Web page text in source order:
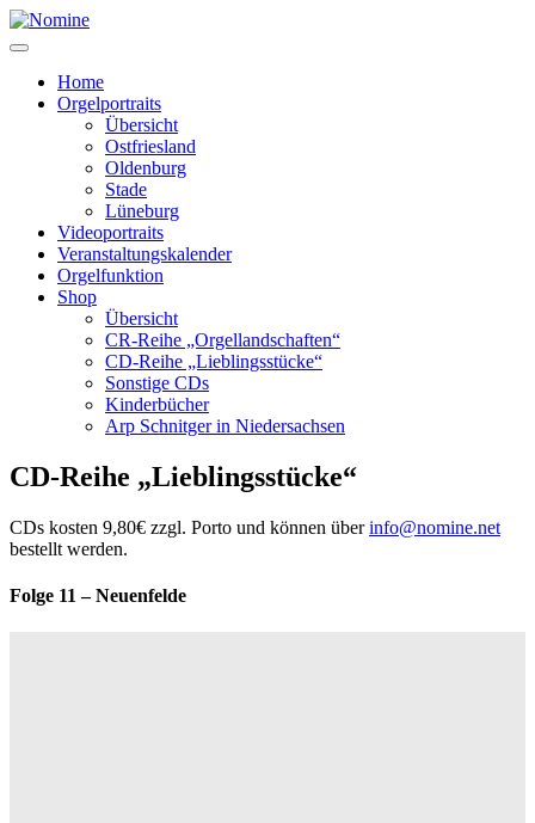
Zum
Inhalt
Home
Orgelportraits
Übersicht
Ostfriesland
Oldenburg
Stade
Lüneburg
Videoportraits
Veranstaltungskalender
Orgelfunktion
Shop
Übersicht
CR-Reihe „Orgellandschaften“
CD-Reihe „Lieblingsstücke“
Sonstige CDs
Kinderbücher
Arp Schnitger in Niedersachsen
CD-Reihe „Lieblingsstücke“
CDs kosten 9,80€ zzgl. Porto und können überinfo@nomine.net
bestellt werden.
Folge 11 – Neuenfelde